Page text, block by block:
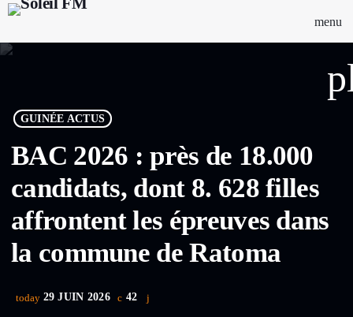
menu
GUINÉE ACTUS
BAC 2026 : près de 18.000
candidats, dont 8. 628 filles
affrontent les épreuves dans
la commune de Ratoma
today 29 JUIN 2026 42